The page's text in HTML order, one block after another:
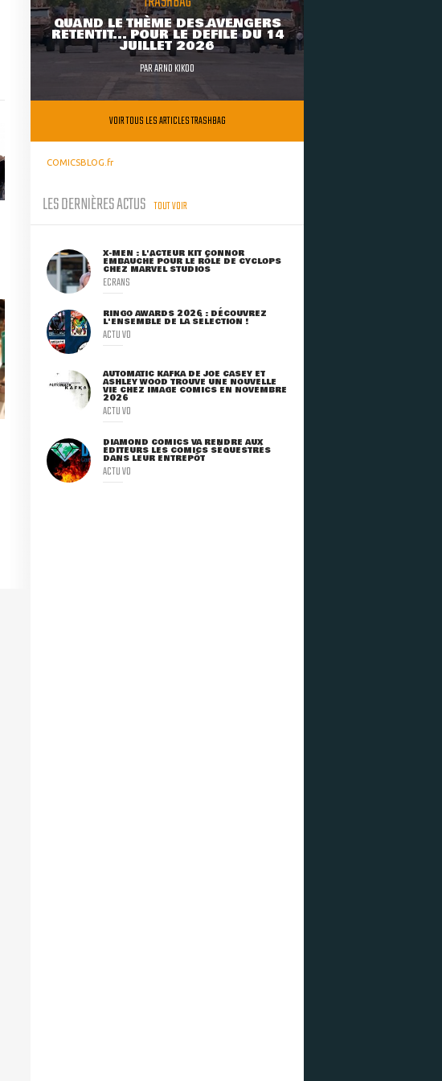
QUAND LE THÈME DES AVENGERS
RETENTIT... POUR LE DÉFILÉ DU 14
JUILLET 2026
PARARNO KIKOO
VOIR TOUS LES ARTICLES TRASHBAG
COMICSBLOG.fr
LES DERNIÈRES ACTUS TOUT VOIR
X-MEN : L'ACTEUR KIT CONNOR
EMBAUCHÉ POUR LE RÔLE DE CYCLOPS
CHEZ MARVEL STUDIOS
ECRANS
RINGO AWARDS 2026 : DÉCOUVREZ
L'ENSEMBLE DE LA SÉLECTION !
ACTU VO
AUTOMATIC KAFKA DE JOE CASEY ET
ASHLEY WOOD TROUVE UNE NOUVELLE
VIE CHEZ IMAGE COMICS EN NOVEMBRE
2026
ACTU VO
DIAMOND COMICS VA RENDRE AUX
ÉDITEURS LES COMICS SÉQUESTRÉS
DANS LEUR ENTREPÔT
ACTU VO